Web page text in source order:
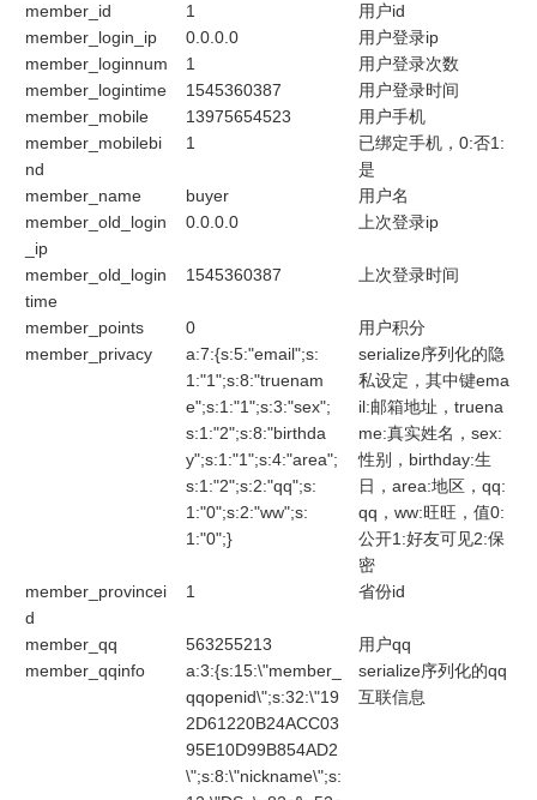
member_id 1
用户id
member_login_ip
0.0.0.0
用户登录ip
member_loginnum
1
用户登录次数
member_logintime
1545360387
用户登录时间
member_mobile
13975654523
用户手机
member_mobilebi
nd
1
已绑定手机，0:否1:
是
member_name
buyer
用户名
member_old_login
_ip
0.0.0.0 上次登录ip
member_old_login
time
1545360387 上次登录时间
member_points 0
用户积分
member_privacy
a:7:{s:5:"email";s:
1:"1";s:8:"truenam
e";s:1:"1";s:3:"sex";
s:1:"2";s:8:"birthda
y";s:1:"1";s:4:"area";
s:1:"2";s:2:"qq";s:
1:"0";s:2:"ww";s:
1:"0";}
serialize序列化的隐
私设定，其中键ema
il:邮箱地址，truena
me:真实姓名，sex:
性别，birthday:生
日，area:地区，qq:
qq，ww:旺旺，值0:
公开1:好友可见2:保
密
member_provincei
d
1 省份id
member_qq 563255213
用户qq
member_qqinfo
a:3:{s:15:\"member_
qqopenid\";s:32:\"19
2D61220B24ACC03
95E10D99B854AD2
\";s:8:\"nickname\";s:
serialize序列化的qq
互联信息